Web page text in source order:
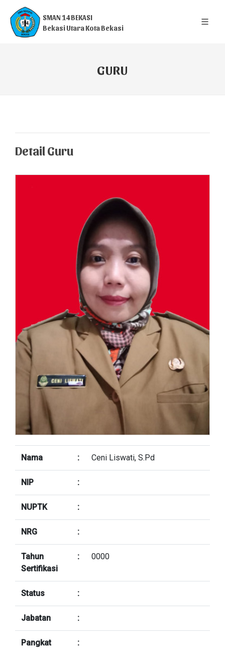
SMAN 14 BEKASI
Bekasi Utara Kota Bekasi
GURU
Detail Guru
Nama : Ceni Liswati, S.Pd
NIP :
NUPTK :
NRG :
Tahun
Sertifikasi
: 0000
Status :
Jabatan :
Pangkat
: